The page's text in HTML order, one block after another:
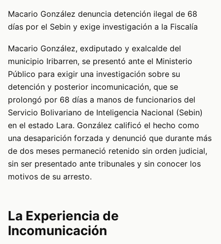
Macario González denuncia detención ilegal de 68
días por el Sebin y exige investigación a la Fiscalía
Macario González, exdiputado y exalcalde del
municipio Iribarren, se presentó ante el Ministerio
Público para exigir una investigación sobre su
detención y posterior incomunicación, que se
prolongó por 68 días a manos de funcionarios del
Servicio Bolivariano de Inteligencia Nacional (Sebin)
en el estado Lara. González calificó el hecho como
una desaparición forzada y denunció que durante más
de dos meses permaneció retenido sin orden judicial,
sin ser presentado ante tribunales y sin conocer los
motivos de su arresto.
La Experiencia de
Incomunicación